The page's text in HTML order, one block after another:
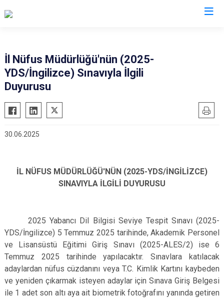
İl Nüfus Müdürlüğü'nün (2025-
YDS/İngilizce) Sınavıyla İlgili
Duyurusu
30.06.2025
İL NÜFUS MÜDÜRLÜĞÜ'NÜN (2025-YDS/İNGİLİZCE)
SINAVIYLA İLGİLİ DUYURUSU
2025 Yabancı Dil Bilgisi Seviye Tespit Sınavı (2025-
YDS/İngilizce) 5 Temmuz 2025 tarihinde, Akademik Personel
ve Lisansüstü Eğitimi Giriş Sınavı (2025-ALES/2) ise 6
Temmuz 2025 tarihinde yapılacaktır. Sınavlara katılacak
adaylardan nüfus cüzdanını veya T.C. Kimlik Kartını kaybeden
ve yeniden çıkarmak isteyen adaylar için Sınava Giriş Belgesi
ile 1 adet son altı aya ait biometrik fotoğrafını yanında getiren